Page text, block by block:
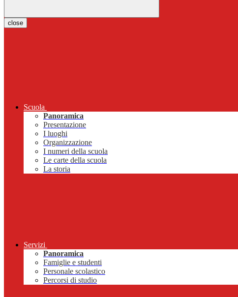
close
Scuola
Panoramica
Presentazione
I luoghi
Organizzazione
I numeri della scuola
Le carte della scuola
La storia
Servizi
Panoramica
Famiglie e studenti
Personale scolastico
Percorsi di studio